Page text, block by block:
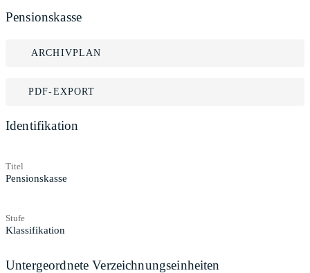
Pensionskasse
ARCHIVPLAN
PDF-EXPORT
Identifikation
Titel
Pensionskasse
Stufe
Klassifikation
Untergeordnete Verzeichnungseinheiten